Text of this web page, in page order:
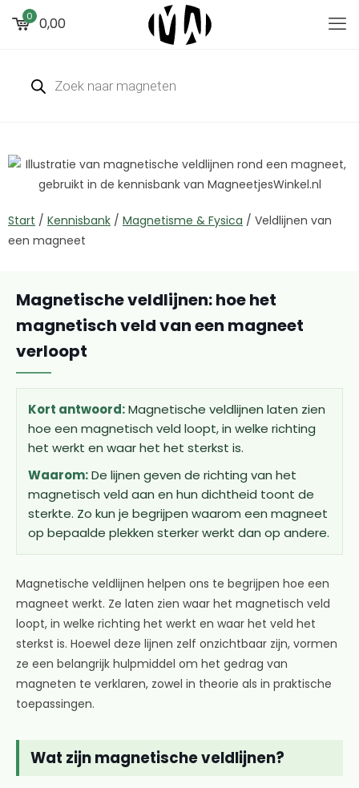
0 0,00
Start / Kennisbank / Magnetisme & Fysica / Veldlijnen van
een magneet
Magnetische veldlijnen: hoe het
magnetisch veld van een magneet
verloopt
Kort antwoord:Magnetische veldlijnen laten zien
hoe een magnetisch veld loopt, in welke richting
het werkt en waar het het sterkst is.
Waarom:De lijnen geven de richting van het
magnetisch veld aan en hun dichtheid toont de
sterkte. Zo kun je begrijpen waarom een magneet
op bepaalde plekken sterker werkt dan op andere.
Magnetische veldlijnen helpen ons te begrijpen hoe een
magneet werkt. Ze laten zien waar het magnetisch veld
loopt, in welke richting het werkt en waar het veld het
sterkst is. Hoewel deze lijnen zelf onzichtbaar zijn, vormen
ze een belangrijk hulpmiddel om het gedrag van
magneten te verklaren, zowel in theorie als in praktische
toepassingen.
Wat zijn magnetische veldlijnen?